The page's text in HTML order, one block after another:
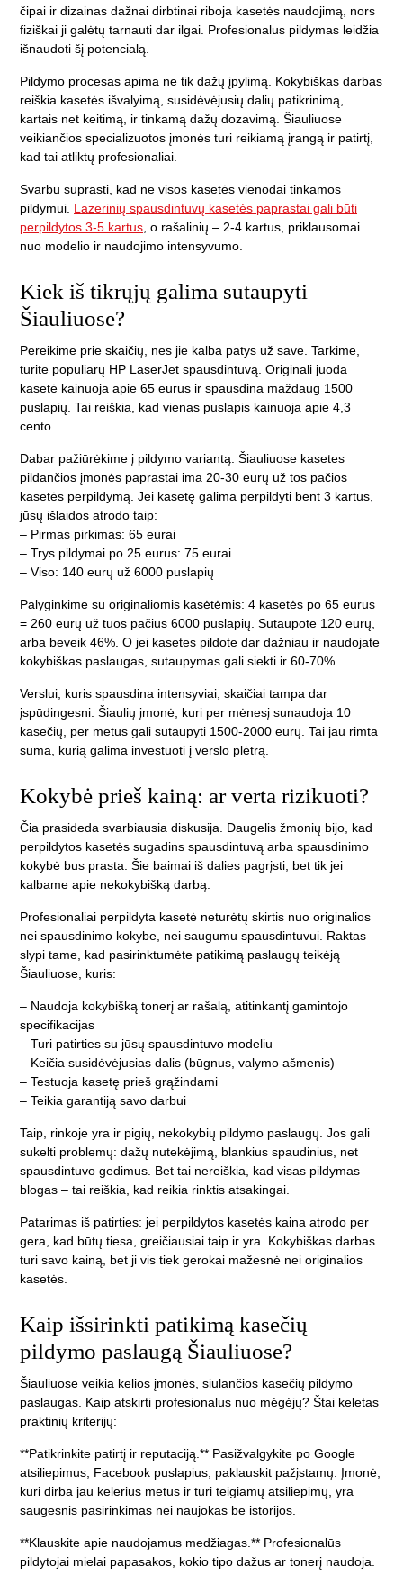
čipai ir dizainas dažnai dirbtinai riboja kasetės naudojimą, nors
fiziškai ji galėtų tarnauti dar ilgai. Profesionalus pildymas leidžia
išnaudoti šį potencialą.
Pildymo procesas apima ne tik dažų įpylimą. Kokybiškas darbas
reiškia kasetės išvalyimą, susidėvėjusių dalių patikrinimą,
kartais net keitimą, ir tinkamą dažų dozavimą. Šiauliuose
veikiančios specializuotos įmonės turi reikiamą įrangą ir patirtį,
kad tai atliktų profesionaliai.
Svarbu suprasti, kad ne visos kasetės vienodai tinkamos
pildymui. Lazerinių spausdintuvų kasetės paprastai gali būti
perpildytos 3-5 kartus , o rašalinių – 2-4 kartus, priklausomai
nuo modelio ir naudojimo intensyvumo.
Kiek iš tikrųjų galima sutaupyti
Šiauliuose?
Pereikime prie skaičių, nes jie kalba patys už save. Tarkime,
turite populiarų HP LaserJet spausdintuvą. Originali juoda
kasetė kainuoja apie 65 eurus ir spausdina maždaug 1500
puslapių. Tai reiškia, kad vienas puslapis kainuoja apie 4,3
cento.
Dabar pažiūrėkime į pildymo variantą. Šiauliuose kasetes
pildančios įmonės paprastai ima 20-30 eurų už tos pačios
kasetės perpildymą. Jei kasetę galima perpildyti bent 3 kartus,
jūsų išlaidos atrodo taip:
– Pirmas pirkimas: 65 eurai
– Trys pildymai po 25 eurus: 75 eurai
– Viso: 140 eurų už 6000 puslapių
Palyginkime su originaliomis kasėtėmis: 4 kasetės po 65 eurus
= 260 eurų už tuos pačius 6000 puslapių. Sutaupote 120 eurų,
arba beveik 46%. O jei kasetes pildote dar dažniau ir naudojate
kokybiškas paslaugas, sutaupymas gali siekti ir 60-70%.
Verslui, kuris spausdina intensyviai, skaičiai tampa dar
įspūdingesni. Šiaulių įmonė, kuri per mėnesį sunaudoja 10
kasečių, per metus gali sutaupyti 1500-2000 eurų. Tai jau rimta
suma, kurią galima investuoti į verslo plėtrą.
Kokybė prieš kainą: ar verta rizikuoti?
Čia prasideda svarbiausia diskusija. Daugelis žmonių bijo, kad
perpildytos kasetės sugadins spausdintuvą arba spausdinimo
kokybė bus prasta. Šie baimai iš dalies pagrįsti, bet tik jei
kalbame apie nekokybišką darbą.
Profesionaliai perpildyta kasetė neturėtų skirtis nuo originalios
nei spausdinimo kokybe, nei saugumu spausdintuvui. Raktas
slypi tame, kad pasirinktumėte patikimą paslaugų teikėją
Šiauliuose, kuris:
– Naudoja kokybišką tonerį ar rašalą, atitinkantį gamintojo
specifikacijas
– Turi patirties su jūsų spausdintuvo modeliu
– Keičia susidėvėjusias dalis (būgnus, valymo ašmenis)
– Testuoja kasetę prieš grąžindami
– Teikia garantiją savo darbui
Taip, rinkoje yra ir pigių, nekokybių pildymo paslaugų. Jos gali
sukelti problemų: dažų nutekėjimą, blankius spaudinius, net
spausdintuvo gedimus. Bet tai nereiškia, kad visas pildymas
blogas – tai reiškia, kad reikia rinktis atsakingai.
Patarimas iš patirties: jei perpildytos kasetės kaina atrodo per
gera, kad būtų tiesa, greičiausiai taip ir yra. Kokybiškas darbas
turi savo kainą, bet ji vis tiek gerokai mažesnė nei originalios
kasetės.
Kaip išsirinkti patikimą kasečių
pildymo paslaugą Šiauliuose?
Šiauliuose veikia kelios įmonės, siūlančios kasečių pildymo
paslaugas. Kaip atskirti profesionalus nuo mėgėjų? Štai keletas
praktinių kriterijų:
**Patikrinkite patirtį ir reputaciją.** Pasižvalgykite po Google
atsiliepimus, Facebook puslapius, paklauskit pažįstamų. Įmonė,
kuri dirba jau kelerius metus ir turi teigiamų atsiliepimų, yra
saugesnis pasirinkimas nei naujokas be istorijos.
**Klauskite apie naudojamus medžiagas.** Profesionalūs
pildytojai mielai papasakos, kokio tipo dažus ar tonerį naudoja.